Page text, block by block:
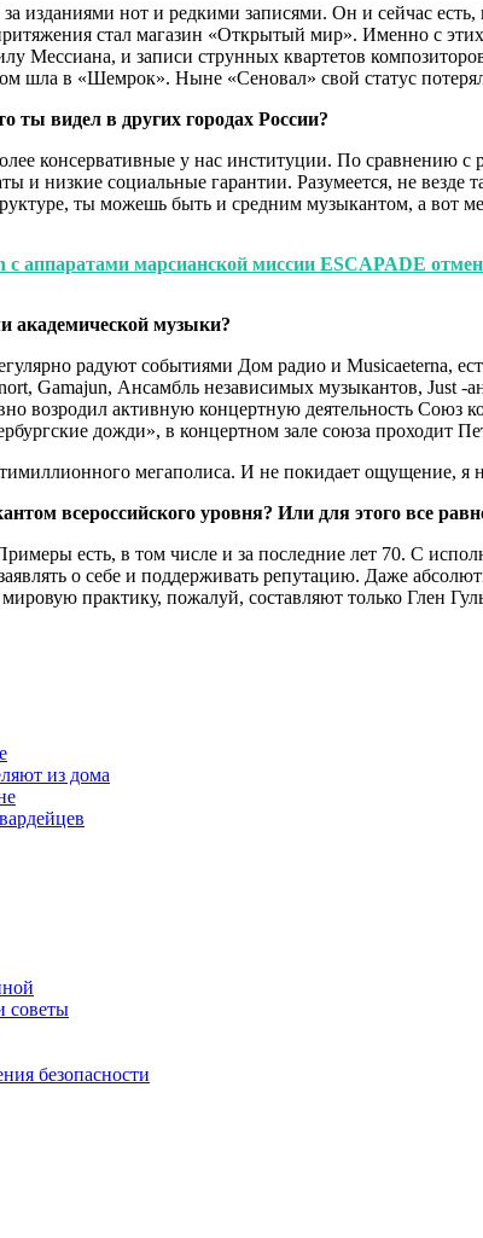
изданиями нот и редкими записями. Он и сейчас
стал магазин «Открытый мир». Именно с
Мессиана, и записи струнных квартетов
шла в «Шемрок». Ныне «Сеновал» свой статус
ты видел в других городах России?
консервативные у нас институции. По сравнению
и низкие социальные гарантии. Разумеется, не
ты можешь быть и средним музыкантом, а вот
аппаратами марсианской миссии ESCAPADE
академической музыки?
радуют событиями Дом радио и Musicaeterna,
Gamajun, Ансамбль независимых музыкантов, Just
возродил активную концертную деятельность Союз
дожди», в концертном зале союза проходит
мегаполиса. И не покидает ощущение, я
всероссийского уровня? Или для этого все
есть, в том числе и за последние лет 70. С
о себе и поддерживать репутацию. Даже
практику, пожалуй, составляют только Глен
из дома
советы
безопасности